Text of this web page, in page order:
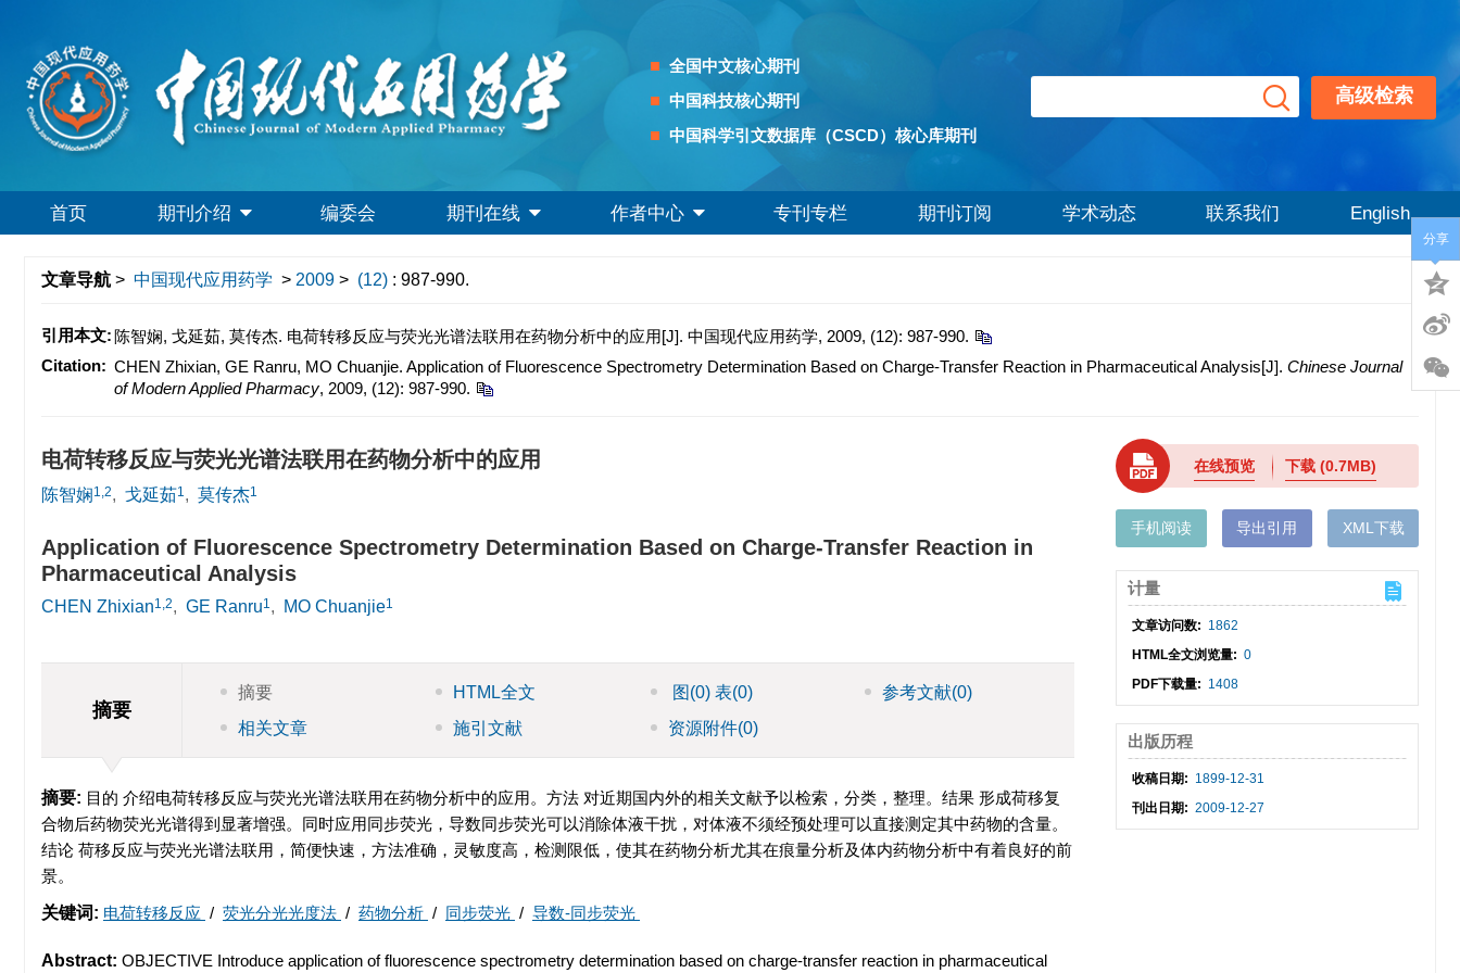
全国中文核心期刊
中国科技核心期刊
中国科学引文数据库（CSCD）核心库期刊
高级检索
首页 期刊介绍 编委会 期刊在线 作者中心 专刊专栏 期刊订阅 学术动态 联系我们 English
文章导航 > 中国现代应用药学 > 2009 > (12) : 987-990.
引用本文: 陈智娴, 戈延茹, 莫传杰. 电荷转移反应与荧光光谱法联用在药物分析中的应用[J]. 中国现代应用药学, 2009, (12): 987-990.
Citation: CHEN Zhixian, GE Ranru, MO Chuanjie. Application of Fluorescence Spectrometry Determination Based on Charge-Transfer Reaction in Pharmaceutical Analysis[J]. Chinese Journal
of Modern Applied Pharmacy, 2009, (12): 987-990.
电荷转移反应与荧光光谱法联用在药物分析中的应用
陈智娴1,2, 戈延茹1, 莫传杰1
Application of Fluorescence Spectrometry Determination Based on Charge-Transfer Reaction in
Pharmaceutical Analysis
CHEN Zhixian1,2, GE Ranru1, MO Chuanjie1
摘要
摘要 HTML全文 图 (0)表(0) 参考文献(0)
相关文章
施引文献 资源附件(0)
摘要: 目的 介绍电荷转移反应与荧光光谱法联用在药物分析中的应用。方法 对近期国内外的相关文献予以检索，分类，整理。结果 形成荷移复
合物后药物荧光光谱得到显著增强。同时应用同步荧光，导数同步荧光可以消除体液干扰，对体液不须经预处理可以直接测定其中药物的含量。
结论 荷移反应与荧光光谱法联用，简便快速，方法准确，灵敏度高，检测限低，使其在药物分析尤其在痕量分析及体内药物分析中有着良好的前
景。
关键词: 电荷转移反应 / 荧光分光光度法 / 药物分析 / 同步荧光 / 导数-同步荧光
Abstract: OBJECTIVE Introduce application of fluorescence spectrometry determination based on charge-transfer reaction in pharmaceutical
在线预览 下载(0.7MB)
手机阅读 导出引用 XML下载
计量
文章访问数: 1862
HTML全文浏览量: 0
PDF下载量: 1408
出版历程
收稿日期: 1899-12-31
刊出日期: 2009-12-27
分享